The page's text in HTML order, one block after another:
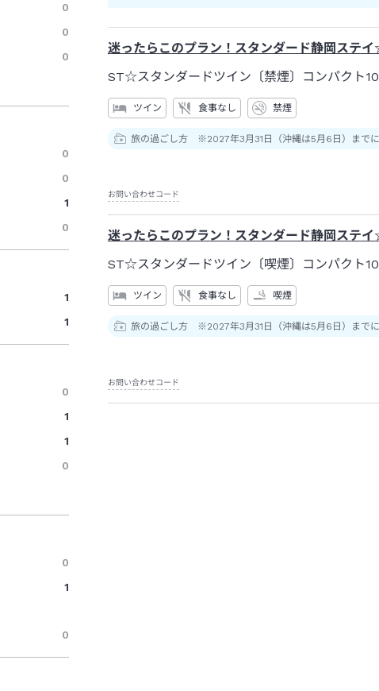
0
0
0
0
0
1
0
1
1
0
1
1
0
0
1
0
迷ったらこのプラン！スタンダード静岡ステ
ST☆スタンダードツイン〔禁煙〕コンパクト
ツイン 食事なし 禁煙
旅の過ごし方 ※2027年3月31日（沖縄は5月6日）まで
お問い合わせコード
迷ったらこのプラン！スタンダード静岡ステ
ST☆スタンダードツイン〔喫煙〕コンパクト
ツイン 食事なし 喫煙
旅の過ごし方 ※2027年3月31日（沖縄は5月6日）まで
お問い合わせコード